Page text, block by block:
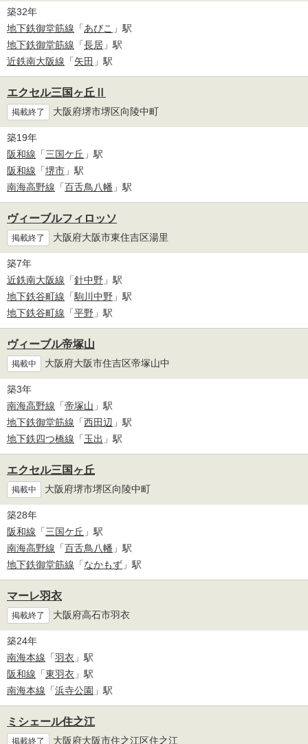
築32年
地下鉄御堂筋線 「あびこ 」駅
地下鉄御堂筋線 「長居 」駅
近鉄南大阪線 「矢田 」駅
エクセル三国ヶ丘Ⅱ
掲載終了 大阪府堺市堺区向陵中町
築19年
阪和線 「三国ケ丘 」駅
阪和線 「堺市 」駅
南海高野線 「百舌鳥八幡 」駅
ヴィーブルフィロッソ
掲載終了 大阪府大阪市東住吉区湯里
築7年
近鉄南大阪線 「針中野 」駅
地下鉄谷町線 「駒川中野 」駅
地下鉄谷町線 「平野 」駅
ヴィーブル帝塚山
掲載中 大阪府大阪市住吉区帝塚山中
築3年
南海高野線 「帝塚山 」駅
地下鉄御堂筋線 「西田辺 」駅
地下鉄四つ橋線 「玉出 」駅
エクセル三国ヶ丘
掲載中 大阪府堺市堺区向陵中町
築28年
阪和線 「三国ケ丘 」駅
南海高野線 「百舌鳥八幡 」駅
地下鉄御堂筋線 「なかもず 」駅
マーレ羽衣
掲載終了 大阪府高石市羽衣
築24年
南海本線 「羽衣 」駅
阪和線 「東羽衣 」駅
南海本線 「浜寺公園 」駅
ミシェール住之江
掲載終了 大阪府大阪市住之江区住之江